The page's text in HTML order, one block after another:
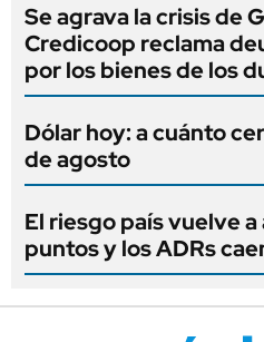
Se agrava la crisis de
Credicoop reclama
por los bienes de los
Dólar hoy: a cuánto
de agosto
El riesgo país vuelve
puntos y los ADRs